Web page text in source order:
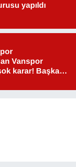
yapıldı
Vanspor
karar! Başkan